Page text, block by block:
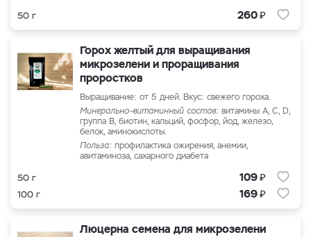
50 г 260₽
Горох желтый для выращивания
микрозелени и проращивания
проростков
Выращивание: от 5 дней. Вкус: свежего гороха.
Минерально-витаминный состав: витамины А, С, D,
группа В, биотин, кальций, фосфор, йод, железо,
белок, аминокислоты.
Польза: профилактика ожирения, анемии,
авитаминоза, сахарного диабета
50 г 109₽
100 г 169₽
Люцерна семена для микрозелени